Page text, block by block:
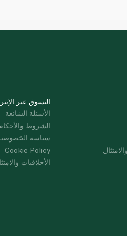
التسوق عبر
الأسئلة الشائعة
الشروط
سياسة
Cookie Policy
الأخلاقيات